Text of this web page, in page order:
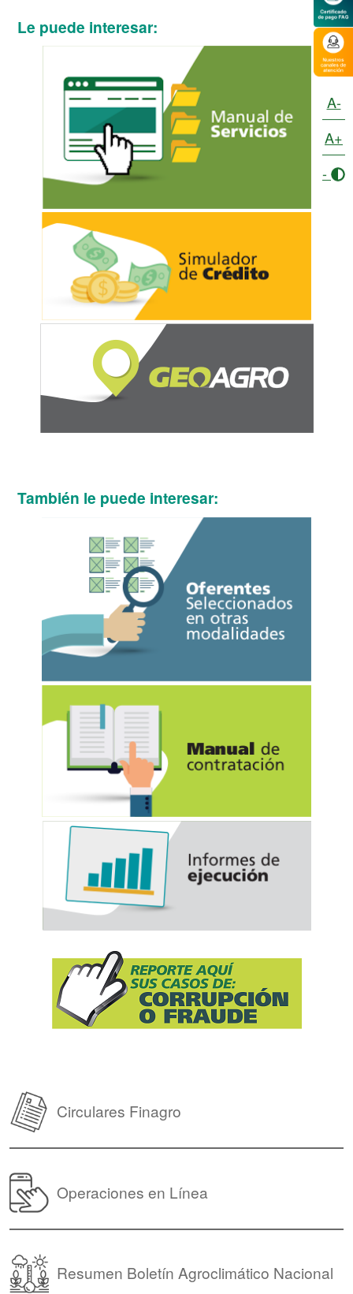
Le puede interesar:
También le puede interesar:
Circulares Finagro
Operaciones en Línea
Resumen Boletín Agroclimático Nacional
A-
A+
-